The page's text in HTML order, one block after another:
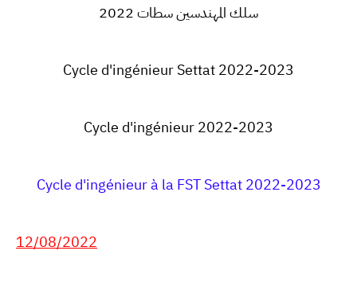
سلك المهندسين سطات 2022
Cycle d'ingénieur Settat 2022-2023
Cycle d'ingénieur 2022-2023
Cycle d'ingénieur à la FST Settat 2022-2023
12/08/2022